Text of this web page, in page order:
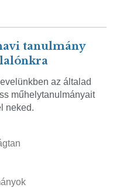
tanulmány
az általad
műhelytanulmányait
neked.